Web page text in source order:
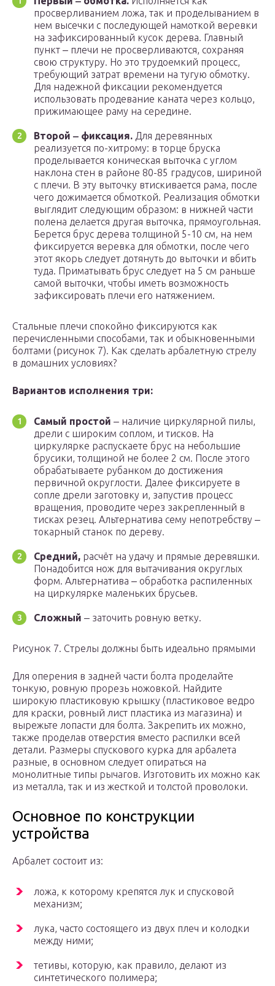
просверливанием ложа, так и проделыванием в
нем высечки с последующей намоткой веревки
на зафиксированный кусок дерева. Главный
пункт ‒ плечи не просверливаются, сохраняя
свою структуру. Но это трудоемкий процесс,
требующий затрат времени на тугую обмотку.
Для надежной фиксации рекомендуется
использовать продевание каната через кольцо,
прижимающее раму на середине.
Второй ‒ фиксация. Для деревянных
реализуется по-хитрому: в торце бруска
проделывается коническая выточка с углом
наклона стен в районе 80-85 градусов, шириной
с плечи. В эту выточку втискивается рама, после
чего дожимается обмоткой. Реализация обмотки
выглядит следующим образом: в нижней части
полена делается другая выточка, прямоугольная.
Берется брус дерева толщиной 5-10 см, на нем
фиксируется веревка для обмотки, после чего
этот якорь следует дотянуть до выточки и вбить
туда. Приматывать брус следует на 5 см раньше
самой выточки, чтобы иметь возможность
зафиксировать плечи его натяжением.
Стальные плечи спокойно фиксируются как
перечисленными способами, так и обыкновенными
болтами (рисунок 7). Как сделать арбалетную стрелу
в домашних условиях?
Вариантов исполнения три:
Самый простой ‒ наличие циркулярной пилы,
дрели с широким соплом, и тисков. На
циркулярке распускаете брус на небольшие
брусики, толщиной не более 2 см. После этого
обрабатываете рубанком до достижения
первичной округлости. Далее фиксируете в
сопле дрели заготовку и, запустив процесс
вращения, проводите через закрепленный в
тисках резец. Альтернатива сему непотребству ‒
токарный станок по дереву.
Средний, расчёт на удачу и прямые деревяшки.
Понадобится нож для вытачивания округлых
форм. Альтернатива ‒ обработка распиленных
на циркулярке маленьких брусьев.
Сложный ‒ заточить ровную ветку.
Рисунок 7. Стрелы должны быть идеально прямыми
Для оперения в задней части болта проделайте
тонкую, ровную прорезь ножовкой. Найдите
широкую пластиковую крышку (пластиковое ведро
для краски, ровный лист пластика из магазина) и
вырежьте лопасти для болта. Закрепить их можно,
также проделав отверстия вместо распилки всей
детали. Размеры спускового курка для арбалета
разные, в основном следует опираться на
монолитные типы рычагов. Изготовить их можно как
из металла, так и из жесткой и толстой проволоки.
Основное по конструкции
устройства
Арбалет состоит из:
ложа, к которому крепятся лук и спусковой
механизм;
лука, часто состоящего из двух плеч и колодки
между ними;
тетивы, которую, как правило, делают из
синтетического полимера;